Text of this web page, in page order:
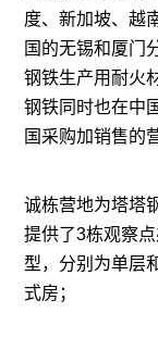
度、新加坡、越
国的无锡和厦门
钢铁生产用耐火
钢铁同时也在中
国采购加销售的
诚栋营地为塔塔
提供了3栋观察
型，分别为单层
式房；